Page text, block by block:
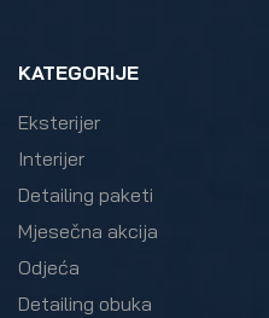
KATEGORIJE
Eksterijer
Interijer
Detailing paketi
Mjesečna akcija
Odjeća
Detailing obuka